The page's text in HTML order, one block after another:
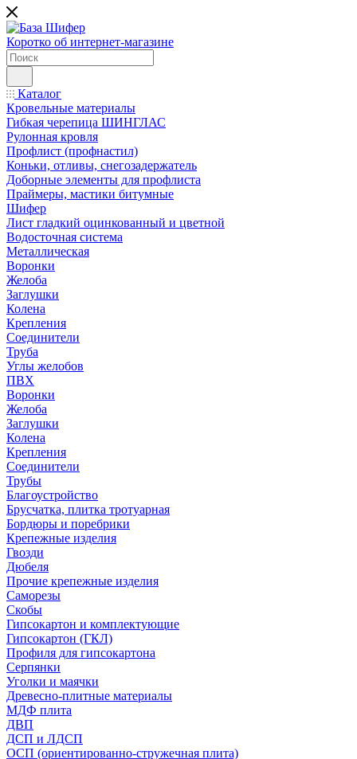
Коротко об интернет-магазине
Каталог
Кровельные материалы
Гибкая черепица ШИНГЛАС
Рулонная кровля
Профлист (профнастил)
Коньки, отливы, снегозадержатель
Доборные элементы для профлиста
Праймеры, мастики битумные
Шифер
Лист гладкий оцинкованный и цветной
Водосточная система
Металлическая
Воронки
Желоба
Заглушки
Колена
Крепления
Соединители
Труба
Углы желобов
ПВХ
Воронки
Желоба
Заглушки
Колена
Крепления
Соединители
Трубы
Благоустройство
Брусчатка, плитка тротуарная
Бордюры и поребрики
Крепежные изделия
Гвозди
Дюбеля
Прочие крепежные изделия
Саморезы
Скобы
Гипсокартон и комплектующие
Гипсокартон (ГКЛ)
Профиля для гипсокартона
Серпянки
Уголки и маячки
Древесно-плитные материалы
МДФ плита
ДВП
ДСП и ЛДСП
ОСП (ориентированно-стружечная плита)